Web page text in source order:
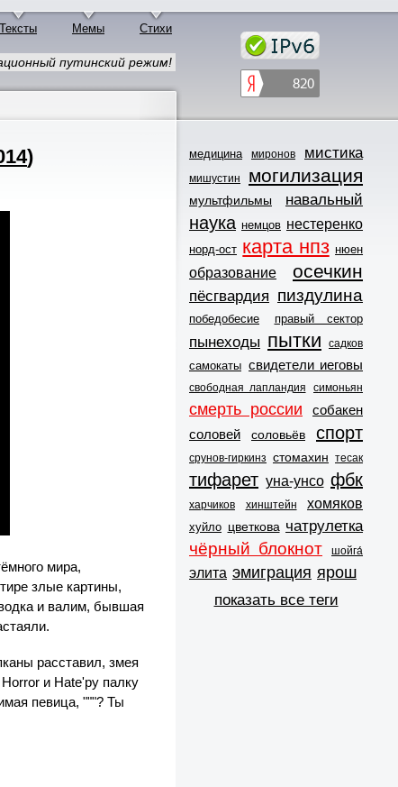
Тексты Мемы Стихи
путинский режим!
)
мира,
злые картины,
и валим, бывшая
расставил, змея
и Hate'ру палку
певица, """? Ты
медицина миронов мистика
мишустин могилизация
мультфильмы навальный
наука немцов нестеренко
норд-ост карта нпз нюен
образование осечкин
пёсгвардия пиздулина
победобесие правый сектор
пынеходы пытки садков
самокаты свидетели иеговы
свободная лапландия симоньян
смерть россии
собакен
соловей
соловьёв спорт
срунов-гиркинз стомахин тесак
тифарет уна-унсо фбк
харчиков хинштейн хомяков
хуйло цветкова чатрулетка
чёрный блокнот шойга́
элита эмиграция ярош
показать все теги